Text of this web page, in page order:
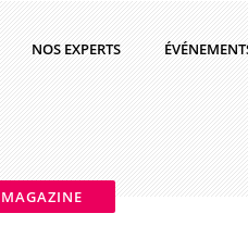
NOS EXPERTS